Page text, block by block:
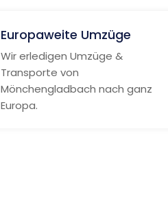
Europaweite Umzüge
Wir erledigen Umzüge &
Transporte von
Mönchengladbach nach ganz
Europa.